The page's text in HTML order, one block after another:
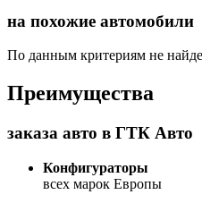
на похожие автомобили
По данным критериям не
Преимущества
заказа авто в ГТК Авто
Конфигураторы
всех марок Европы